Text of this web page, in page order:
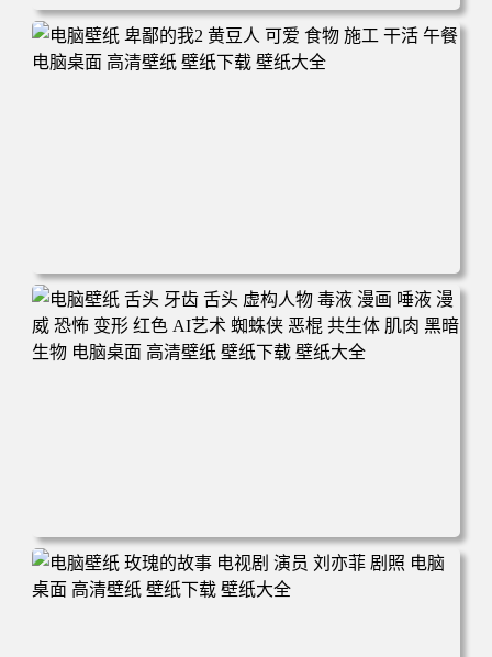
电脑壁纸 英雄联盟 双城之战 电视剧 数字艺术 夜晚 情侣 台
阶 月亮 灯光 电脑桌面 高清壁纸 壁纸下载 壁纸大全
电脑壁纸 卑鄙的我2 黄豆人 可爱 食物 施工 干活 午餐 电脑
桌面 高清壁纸 壁纸下载 壁纸大全
电脑壁纸 舌头 牙齿 舌头 虚构人物 毒液 漫画 唾液 漫威 恐
怖 变形 红色 AI艺术 蜘蛛侠 恶棍 共生体 肌肉 黑暗 生物 电